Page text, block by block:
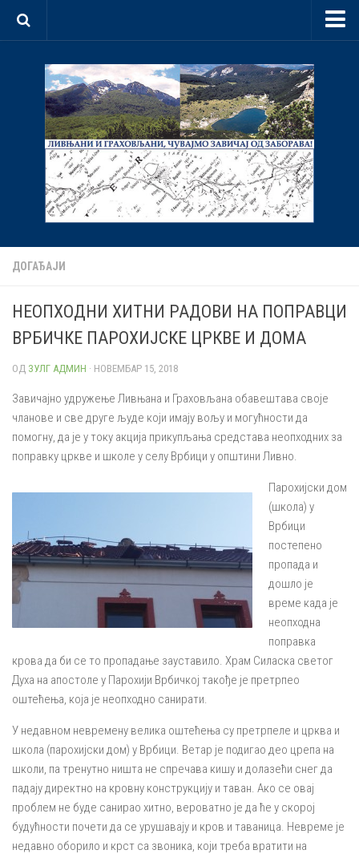
О нама
Документи
Статут
Програм
Организација
Мултимедија
Догађаји
Контакт
ДОГАЂАЈИ
НЕОПХОДНИ ХИТНИ РАДОВИ НА ПОПРАВЦИ
ВРБИЧКЕ ПАРОХИЈСКЕ ЦРКВЕ И ДОМА
ОД ЗУЛГ АДМИН · НОВЕМБАР 15, 2018
Завичајно удружење Ливњана и Граховљана обавештава своје
чланове и све друге људе који имају вољу и могућности да
помогну, да је у току акција прикупљања средстава неопходних за
поправку цркве и школе у селу Врбици у општини Ливно.
Парохијски дом
(школа) у
Врбици
постепено
пропада и
дошло је
време када је
неопходна
поправка
крова да би се то пропадање зауставило. Храм Силаска светог
Духа на апостоле у Парохији Врбичкој такође је претрпео
оштећења, која је неопходно санирати.
У недавном невремену велика оштећења су претрпеле и црква и
школа (парохијски дом) у Врбици. Ветар је подигао део црепа на
школи, па тренутно ништа не спречава кишу и долазећи снег да
падају директно на кровну конструкцију и таван. Ако се овај
проблем не буде санирао хитно, вероватно је да ће у скорој
будућности почети да се урушавају и кров и таваница. Невреме је
недавно оборило и крст са звоника, који треба вратити на